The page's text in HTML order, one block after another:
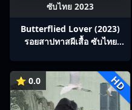
ซับไทย 2023
Butterflied Lover (2023)
รอยสาปทาสผีเสื้อ ซับไทย
⭐ 0.0 HD